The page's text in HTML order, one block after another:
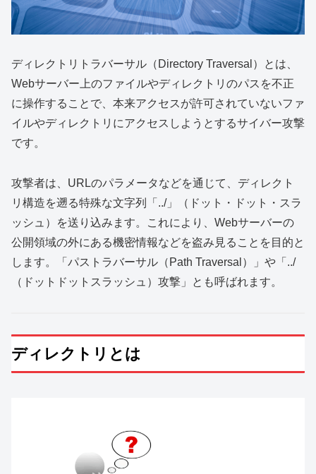
ディレクトリトラバーサル（Directory Traversal）とは、
Webサーバー上のファイルやディレクトリのパスを不正
に操作することで、本来アクセスが許可されていないファ
イルやディレクトリにアクセスしようとするサイバー攻撃
です。
攻撃者は、URLのパラメータなどを通じて、ディレクト
リ構造を遡る特殊な文字列「../」（ドット・ドット・スラ
ッシュ）を送り込みます。これにより、Webサーバーの
公開領域の外にある機密情報などを盗み見ることを目的と
します。「パストラバーサル（Path Traversal）」や「../
（ドットドットスラッシュ）攻撃」とも呼ばれます。
ディレクトリとは